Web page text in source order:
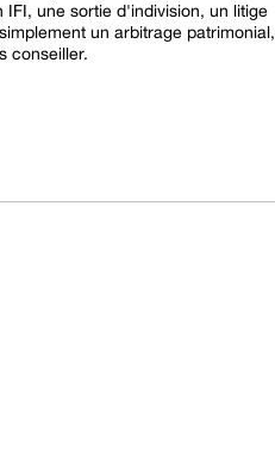
une sortie d'indivision, un litige
un arbitrage patrimonial,
conseiller.